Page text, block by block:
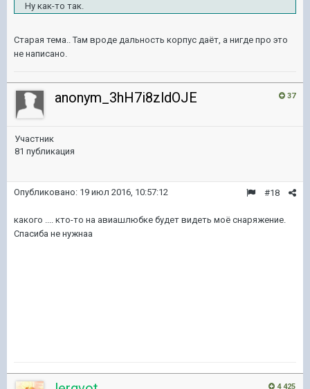
Ну как-то так.
Старая тема.. Там вроде дальность корпус даёт, а нигде про это
не написано.
37
anonym_3hH7i8zldOJE
Участник
81 публикация
#18
Опубликовано: 19 июл 2016, 10:57:12
какого .... кто-то на авиашлюбке будет видеть моё снаряжение.
Спасиба не нужнаа
4 425